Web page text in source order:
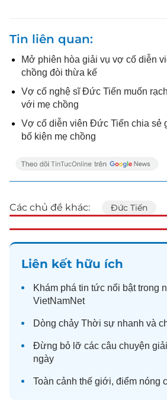
Tin liên quan
Mở phiên hòa giải vụ vợ cố diễn
chồng đòi thừa kế
Vợ cố nghệ sĩ Đức Tiến muốn
với mẹ chồng
Vợ cố diễn viên Đức Tiến chia sẻ
bố kiện mẹ chồng
Các chủ đề khác: Đức Tiến
Liên kết hữu ích
Khám phá tin tức nổi bật trong
VietNamNet
Dòng chảy Thời sự nhanh và
Đừng bỏ lỡ các câu chuyện
ngày
Toàn cảnh thế giới, điểm nóng